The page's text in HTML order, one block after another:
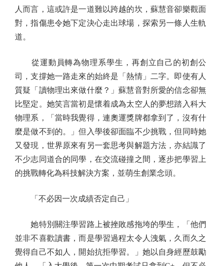
人而言，這或許是一道難以跨越的坎，蘇慧音卻樂觀面
對，指傷患令她下定決心走出球場，探索另一條人生軌
道。
從運動員轉為物理系學生，再創立自己的初創公
司，支撐她一路走來的始終是「熱情」二字。即使有人
質疑「讀物理出來做什麼？」蘇慧音對所愛的信念卻無
比堅定。她笑言當初是懷着成為太空人的夢想踏入科大
物理系，「當時我覺得，連奧運獎牌都拿到了，沒有什
麼是做不到的。」但入學後卻面臨不少挑戰，但同時她
又發現，世界原來有另一套思考與解題方法，亦結識了
不少志同道合的同學，在交流碰撞之間，逐步把學習上
的挑戰轉化為科技解決方案，並萌生創業念頭。
「不必因一次成績否定自己」
她特別關注學習路上被挫敗感拖垮的學生，「他們
並非不喜歡讀書，而是學習過程太令人洩氣，久而久之
覺得自己不如人，開始抗拒學習。」她以自身經歷鼓勵